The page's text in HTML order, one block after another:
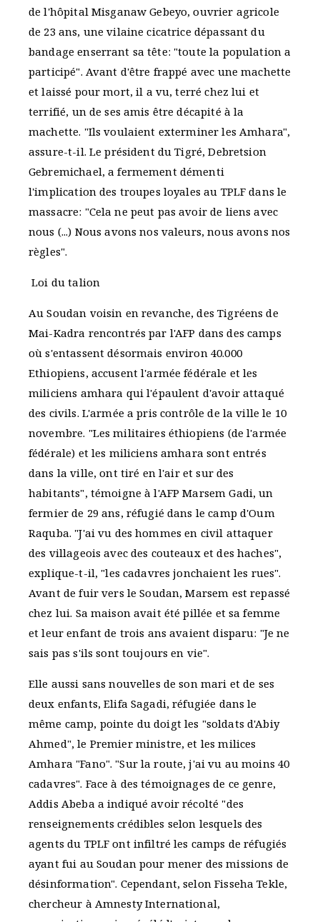
de l'hôpital Misganaw Gebeyo, ouvrier agricole
de 23 ans, une vilaine cicatrice dépassant du
bandage enserrant sa tête: "toute la population a
participé". Avant d'être frappé avec une machette
et laissé pour mort, il a vu, terré chez lui et
terrifié, un de ses amis être décapité à la
machette. "Ils voulaient exterminer les Amhara",
assure-t-il. Le président du Tigré, Debretsion
Gebremichael, a fermement démenti
l'implication des troupes loyales au TPLF dans le
massacre: "Cela ne peut pas avoir de liens avec
nous (...) Nous avons nos valeurs, nous avons nos
règles".
Loi du talion
Au Soudan voisin en revanche, des Tigréens de
Mai-Kadra rencontrés par l'AFP dans des camps
où s'entassent désormais environ 40.000
Ethiopiens, accusent l'armée fédérale et les
miliciens amhara qui l'épaulent d'avoir attaqué
des civils. L'armée a pris contrôle de la ville le 10
novembre. "Les militaires éthiopiens (de l'armée
fédérale) et les miliciens amhara sont entrés
dans la ville, ont tiré en l'air et sur des
habitants", témoigne à l'AFP Marsem Gadi, un
fermier de 29 ans, réfugié dans le camp d'Oum
Raquba. "J'ai vu des hommes en civil attaquer
des villageois avec des couteaux et des haches",
explique-t-il, "les cadavres jonchaient les rues".
Avant de fuir vers le Soudan, Marsem est repassé
chez lui. Sa maison avait été pillée et sa femme
et leur enfant de trois ans avaient disparu: "Je ne
sais pas s'ils sont toujours en vie".
Elle aussi sans nouvelles de son mari et de ses
deux enfants, Elifa Sagadi, réfugiée dans le
même camp, pointe du doigt les "soldats d'Abiy
Ahmed", le Premier ministre, et les milices
Amhara "Fano". "Sur la route, j'ai vu au moins 40
cadavres". Face à des témoignages de ce genre,
Addis Abeba a indiqué avoir récolté "des
renseignements crédibles selon lesquels des
agents du TPLF ont infiltré les camps de réfugiés
ayant fui au Soudan pour mener des missions de
désinformation". Cependant, selon Fisseha Tekle,
chercheur à Amnesty International,